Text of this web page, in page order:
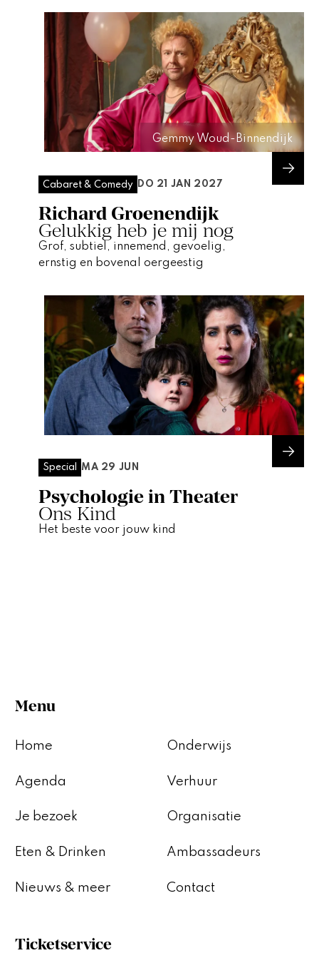
Cabaret & Comedy DO 21 JAN 2027
Richard Groenendijk
Gelukkig heb je mij nog
Grof, subtiel, innemend, gevoelig,
ernstig en bovenal oergeestig
Gemmy Woud-Binnendijk
Special MA 29 JUN
Psychologie in Theater
Ons Kind
Het beste voor jouw kind
Menu
Home
Agenda
Je bezoek
Eten & Drinken
Nieuws & meer
Onderwijs
Verhuur
Organisatie
Ambassadeurs
Contact
Ticketservice